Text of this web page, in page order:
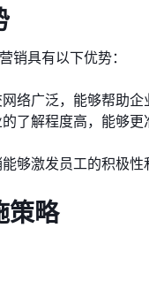
销具有以下优势：
络广泛，能够帮助
了解程度高，能够
够激发员工的积极
策略